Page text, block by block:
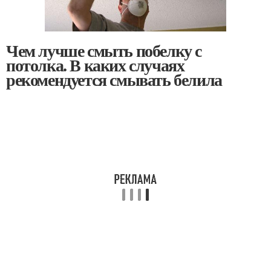
Чем лучше смыть побелку с
потолка. В каких случаях
рекомендуется смывать белила